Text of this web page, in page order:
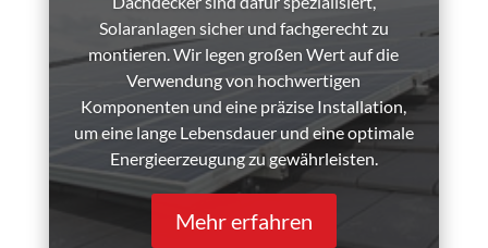
Solaranlagen sicher und fachgerecht zu
montieren. Wir legen großen Wert auf die
Verwendung von hochwertigen
Komponenten und eine präzise Installation,
um eine lange Lebensdauer und eine optimale
Energieerzeugung zu gewährleisten.
Mehr erfahren